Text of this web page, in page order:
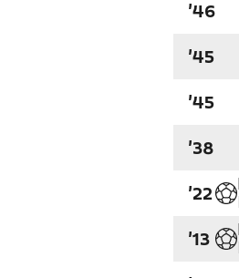
'46
'45
'45
'38
'22
'13